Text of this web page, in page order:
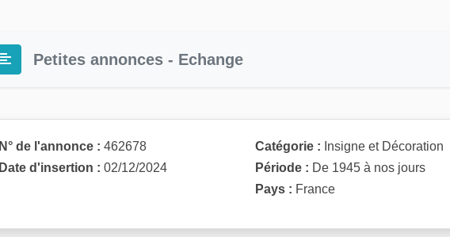
Petites annonces - Echange
N° de l'annonce : 462678
Date d'insertion : 02/12/2024
Catégorie : Insigne et Décoration
Période : De 1945 à nos jours
Pays : France